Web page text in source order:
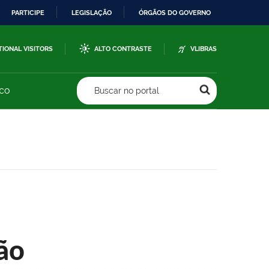
PARTICIPE LEGISLAÇÃO ÓRGÃOS DO GOVERNO
VISITORS ALTO CONTRASTE VLIBRAS
Buscar no portal